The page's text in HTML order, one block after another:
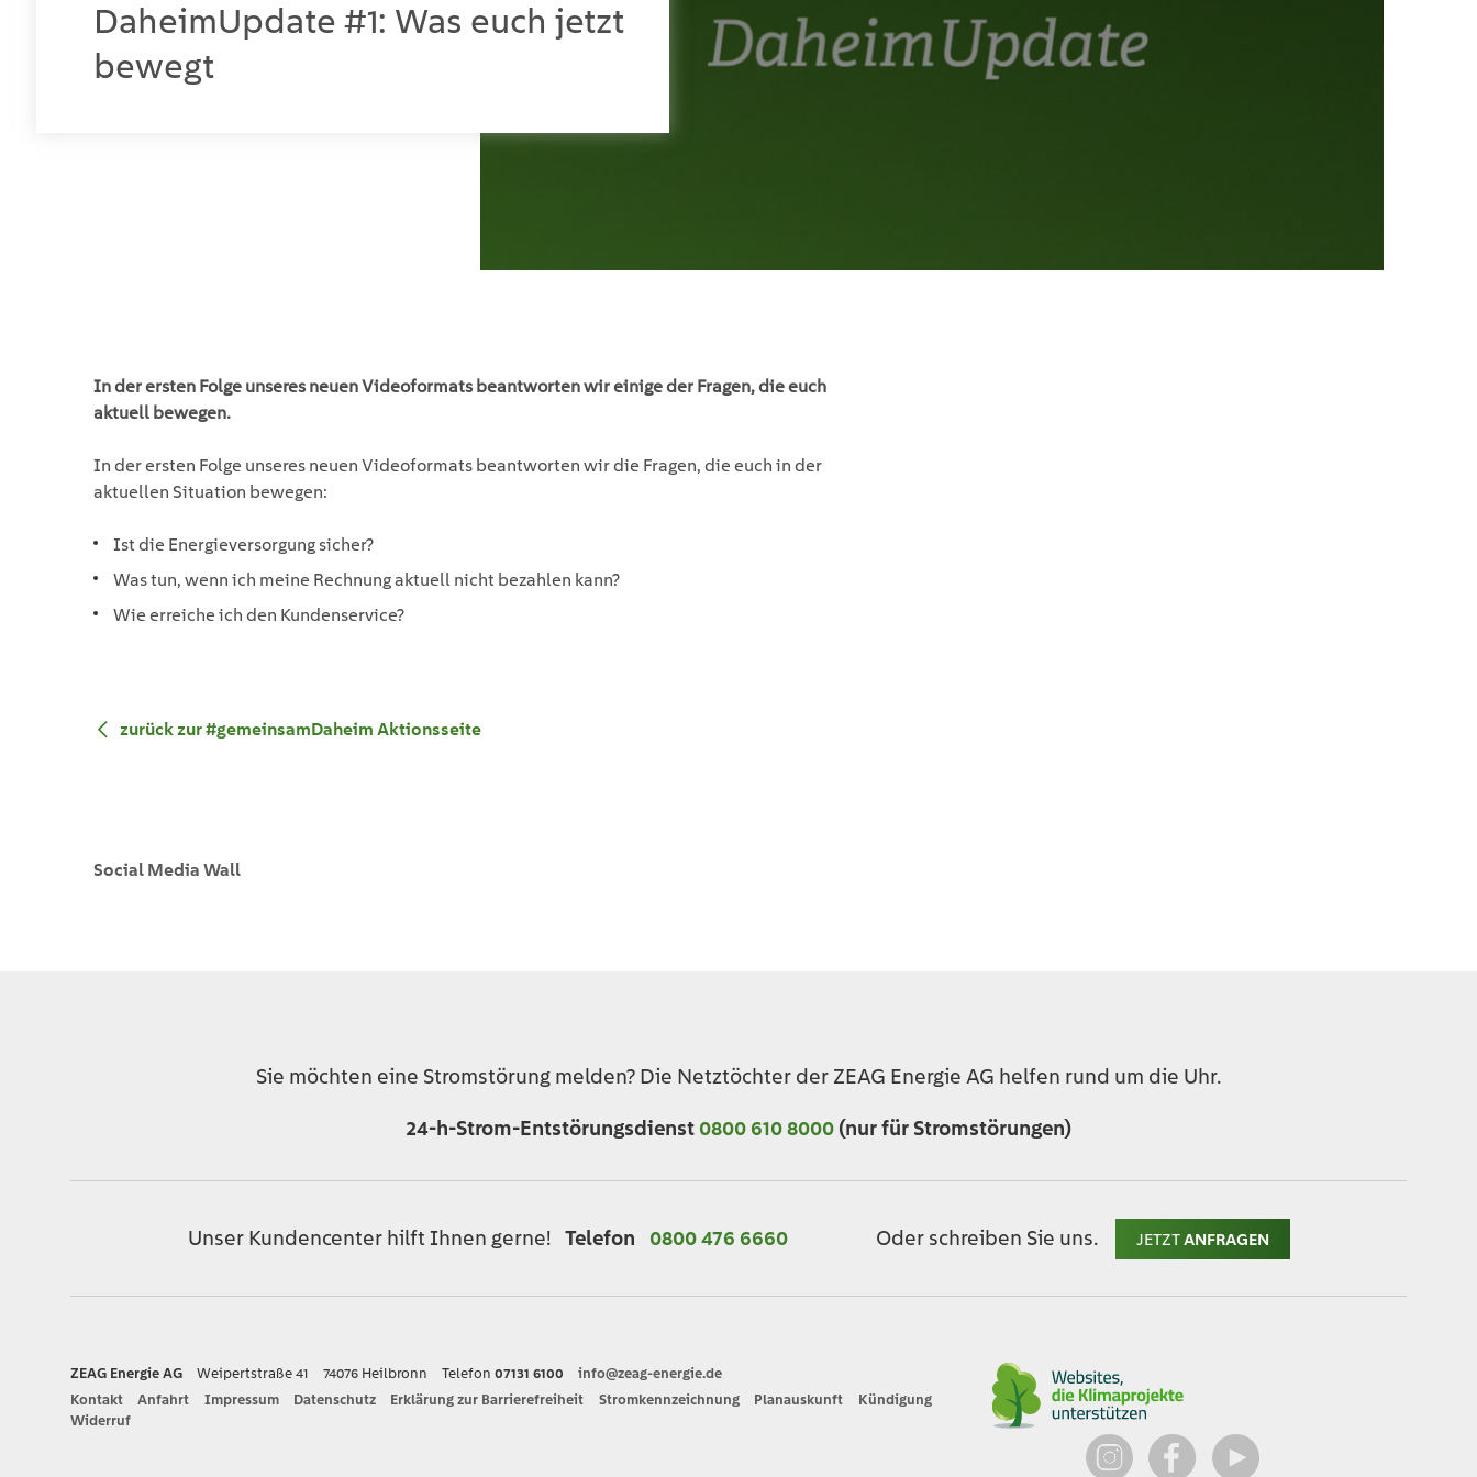
DaheimUpdate #1: Was euch jetzt
bewegt
In der ersten Folge unseres neuen Videoformats beantworten wir einige der Fragen, die euch
aktuell bewegen.
In der ersten Folge unseres neuen Videoformats beantworten wir die Fragen, die euch in der
aktuellen Situation bewegen:
Ist die Energieversorgung sicher?
Was tun, wenn ich meine Rechnung aktuell nicht bezahlen kann?
Wie erreiche ich den Kundenservice?
zurück zur #gemeinsamDaheim Aktionsseite
Social Media Wall
Sie möchten eine Stromstörung melden? Die Netztöchter der ZEAG Energie AG helfen rund um die Uhr.
24-h-Strom-Entstörungsdienst 0800 610 8000 (nur für Stromstörungen)
Unser Kundencenter hilft Ihnen gerne! Telefon 0800 476 6660 Oder schreiben Sie uns. JETZTANFRAGEN
ZEAG Energie AG Weipertstraße 41 74076 Heilbronn Telefon07131 6100
info@zeag-energie.de
Kontakt
Anfahrt Impressum Datenschutz Erklärung zur Barrierefreiheit Stromkennzeichnung Planauskunft
Kündigung
Widerruf